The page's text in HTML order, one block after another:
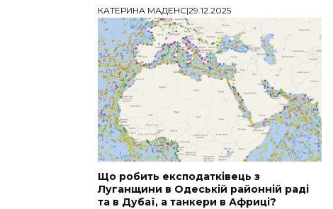
КАТЕРИНА МАДЕНС|29.12.2025
Що робить експодатківець з
Луганщини в Одеській районній раді
та в Дубаї, а танкери в Африці?